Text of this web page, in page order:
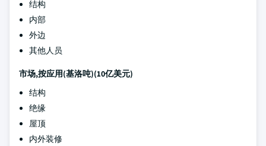
结构
内部
外边
其他人员
市场,按应用(基洛吨)(10亿美元)
结构
绝缘
屋顶
内外装修